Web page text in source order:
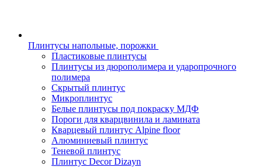
Плинтусы напольные, порожки
Пластиковые плинтусы
Плинтусы из дюрополимера и ударопрочного
полимера
Скрытый плинтус
Микроплинтус
Белые плинтусы под покраску МДФ
Пороги для кварцвинила и ламината
Кварцевый плинтус Alpine floor
Алюминиевый плинтус
Теневой плинтус
Плинтус Decor Dizayn